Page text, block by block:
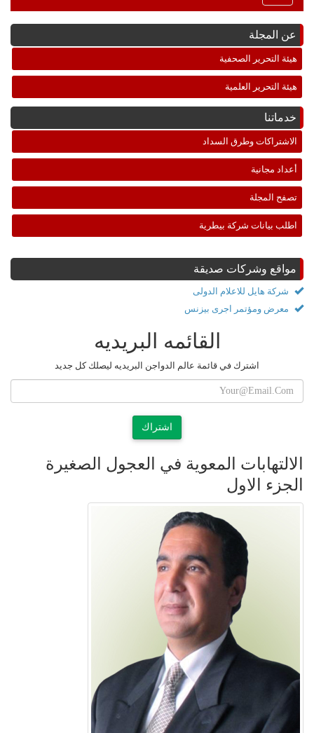
Navigation
عن المجلة
هيئة التحرير الصحفية
هيئة التحرير العلمية
خدماتنا
الاشتراكات وطرق السداد
أعداد مجانية
تصفح المجلة
اطلب بيانات شركة بيطرية
مواقع وشركات صديقة
شركة هايل للاعلام الدولى
معرض ومؤتمر اجرى بيزنس
القائمه البريديه
اشترك في قائمة عالم الدواجن البريديه ليصلك كل جديد
اشتراك
الالتهابات المعوية في العجول الصغيرة
الجزء الاول